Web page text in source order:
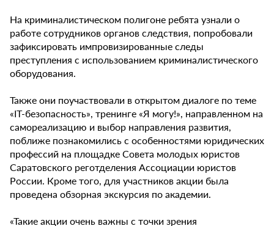
На криминалистическом полигоне ребята узнали о
работе сотрудников органов следствия, попробовали
зафиксировать импровизированные следы
преступления с использованием криминалистического
оборудования.
Также они поучаствовали в открытом диалоге по теме
«IT-безопасность», тренинге «Я могу!», направленном на
самореализацию и выбор направления развития,
поближе познакомились с особенностями юридических
профессий на площадке Совета молодых юристов
Саратовского реготделения Ассоциации юристов
России. Кроме того, для участников акции была
проведена обзорная экскурсия по академии.
«Такие акции очень важны с точки зрения